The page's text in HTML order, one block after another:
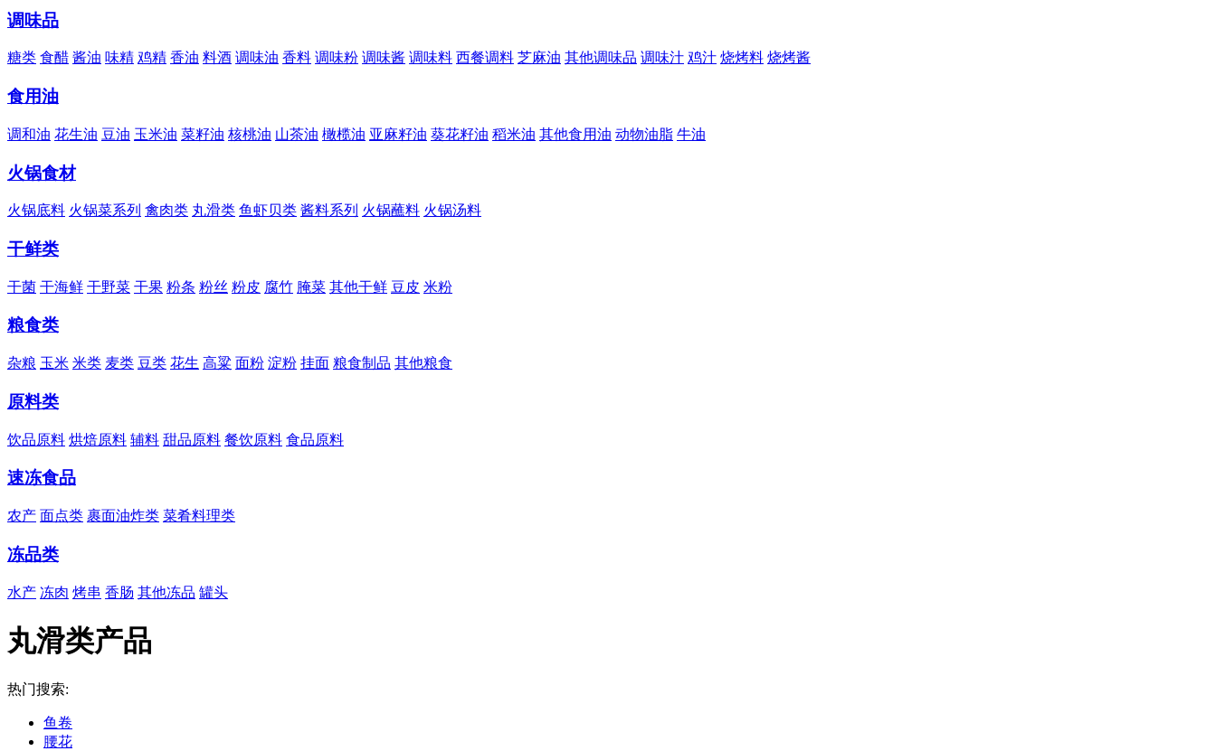
调味品
糖类 食醋 酱油 味精 鸡精 香油 料酒 调味油 香料 调味粉 调味酱 调味料 西餐调料 芝麻油 其他调味品 调味汁 鸡汁 烧烤料 烧烤酱
食用油
调和油 花生油 豆油 玉米油 菜籽油 核桃油 山茶油 橄榄油 亚麻籽油 葵花籽油 稻米油 其他食用油 动物油脂 牛油
火锅食材
火锅底料 火锅菜系列 禽肉类 丸滑类 鱼虾贝类 酱料系列 火锅蘸料 火锅汤料
干鲜类
干菌 干海鲜 干野菜 干果 粉条 粉丝 粉皮 腐竹 腌菜 其他干鲜 豆皮 米粉
粮食类
杂粮 玉米 米类 麦类 豆类 花生 高粱 面粉 淀粉 挂面 粮食制品 其他粮食
原料类
饮品原料 烘焙原料 辅料 甜品原料 餐饮原料 食品原料
速冻食品
农产 面点类 裹面油炸类 菜肴料理类
冻品类
水产 冻肉 烤串 香肠 其他冻品 罐头
丸滑类产品
热门搜索:
鱼卷
腰花